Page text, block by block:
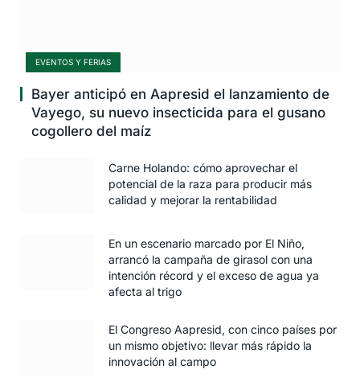
EVENTOS Y FERIAS
Bayer anticipó en Aapresid el lanzamiento de
Vayego, su nuevo insecticida para el gusano
cogollero del maíz
Carne Holando: cómo aprovechar el
potencial de la raza para producir más
calidad y mejorar la rentabilidad
En un escenario marcado por El Niño,
arrancó la campaña de girasol con una
intención récord y el exceso de agua ya
afecta al trigo
El Congreso Aapresid, con cinco países por
un mismo objetivo: llevar más rápido la
innovación al campo